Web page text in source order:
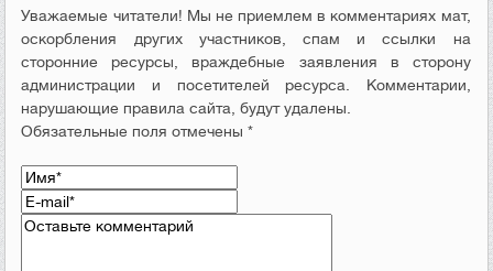
Уважаемые читатели! Мы не приемлем в комментариях мат,
оскорбления других участников, спам и ссылки на
сторонние ресурсы, враждебные заявления в сторону
администрации и посетителей ресурса. Комментарии,
нарушающие правила сайта, будут удалены.
Обязательные поля отмечены *